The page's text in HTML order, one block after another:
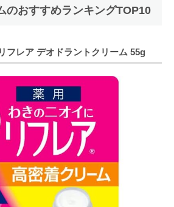
のおすすめランキングTOP10
フレア デオドラントクリーム 55g